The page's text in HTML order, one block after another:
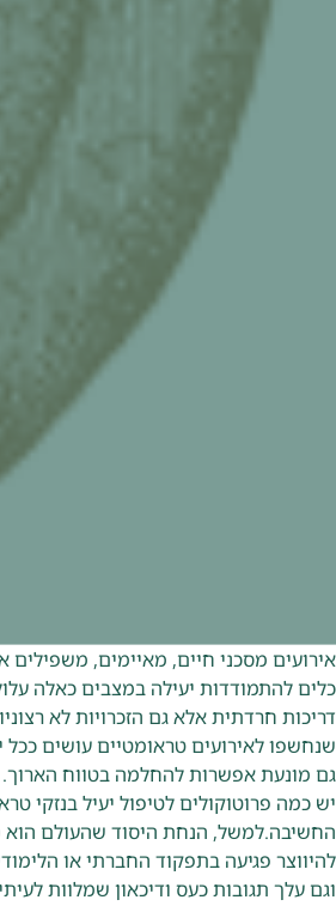
אירועים מסכני חיים, מאיימים, משפילים
כלים להתמודדות יעילה במצבים כאלה
דריכות חרדתית אלא גם הזכרויות לא
שנחשפו לאירועים טראומטיים עושים
גם מונעת אפשרות להחלמה בטווח הארוך.
יש כמה פרוטוקולים לטיפול יעיל
החשיבה.למשל, הנחת היסוד שהעולם הוא
להיווצר פגיעה בתפקוד החברתי או
וגם עלך תגובות כעס ודיכאון שמלוות